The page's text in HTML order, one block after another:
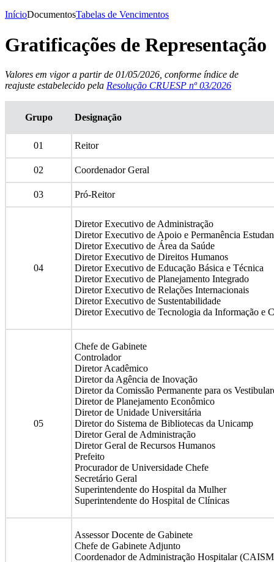
InícioDocumentosTabelas de Vencimentos
Gratificações de Representação
Valores em vigor a partir de 01/05/2026, conforme índice de
reajuste estabelecido pela Resolução CRUESP nº 03/2026
Grupo Designação
01 Reitor
02 Coordenador Geral
03 Pró-Reitor
04
Diretor Executivo de Administração
Diretor Executivo de Apoio e Permanência
Diretor Executivo de Área da Saúde
Diretor Executivo de Direitos Humanos
Diretor Executivo de Educação Básica e Técnica
Diretor Executivo de Planejamento Integrado
Diretor Executivo de Relações Internacionais
Diretor Executivo de Sustentabilidade
Diretor Executivo de Tecnologia da Informação e
05
Chefe de Gabinete
Controlador
Diretor Acadêmico
Diretor da Agência de Inovação
Diretor da Comissão Permanente para os
Diretor de Planejamento Econômico
Diretor de Unidade Universitária
Diretor do Sistema de Bibliotecas da Unicamp
Diretor Geral de Administração
Diretor Geral de Recursos Humanos
Prefeito
Procurador de Universidade Chefe
Secretário Geral
Superintendente do Hospital da Mulher
Superintendente do Hospital de Clínicas
Assessor Docente de Gabinete
Chefe de Gabinete Adjunto
Coordenador de Administração Hospitalar